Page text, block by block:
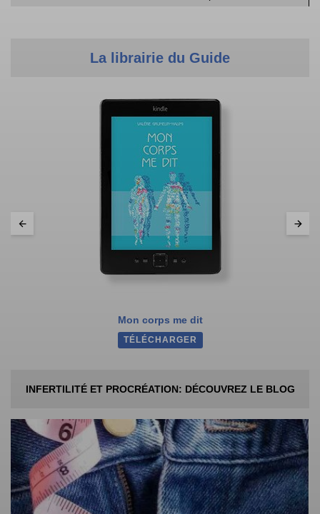
La librairie du Guide
Mon corps me dit
TÉLÉCHARGER
INFERTILITÉ ET PROCRÉATION: DÉCOUVREZ LE BLOG